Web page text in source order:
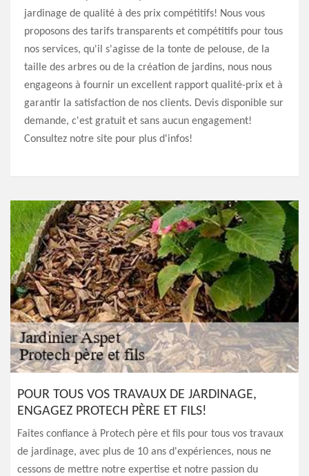
jardinage de qualité à des prix compétitifs! Nous vous
proposons des tarifs transparents et compétitifs pour tous
nos services, qu'il s'agisse de la tonte de pelouse, de la
taille des arbres ou de la création de jardins, nous nous
engageons à fournir un excellent rapport qualité-prix et à
garantir la satisfaction de nos clients. Devis disponible sur
demande, c'est gratuit et sans aucun engagement!
Consultez notre site pour plus d'infos!
POUR TOUS VOS TRAVAUX DE JARDINAGE,
ENGAGEZ PROTECH PÈRE ET FILS!
Faites confiance à Protech père et fils pour tous vos travaux
de jardinage, avec plus de 10 ans d'expériences, nous ne
cessons de mettre notre expertise et notre passion du